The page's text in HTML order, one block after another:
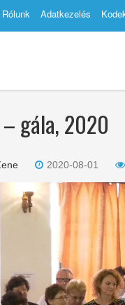
Rólunk Adatkezelés
gála, 2020
2020-08-01